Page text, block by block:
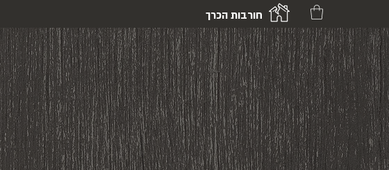
חורבות הכרך